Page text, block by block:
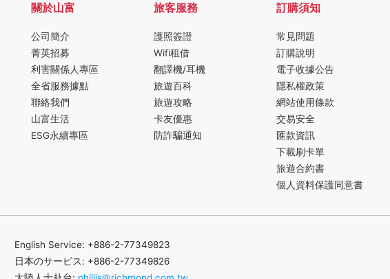
關於山富
公司簡介
菁英招募
利害關係人專區
全省服務據點
聯絡我們
山富生活
ESG永續專區
旅客服務
護照簽證
Wifi租借
翻譯機/耳機
旅遊百科
旅遊攻略
卡友優惠
防詐騙通知
訂購須知
常見問題
訂購說明
電子收據公告
隱私權政策
網站使用條款
交易安全
匯款資訊
下載刷卡單
旅遊合約書
個人資料保護同意書
English Service: +886-2-77349823
日本のサービス: +886-2-77349826